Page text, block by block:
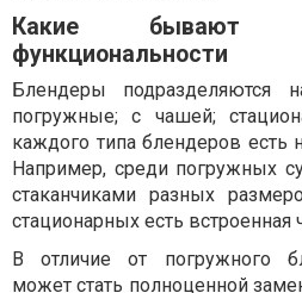
Какие бывают
функциональности
Блендеры подразделяются
погружные; с чашей;
каждого типа блендеров есть
Например, среди погружных
стаканчиками разных
стационарных есть встроенная
В отличие от погружного
может стать полноценной